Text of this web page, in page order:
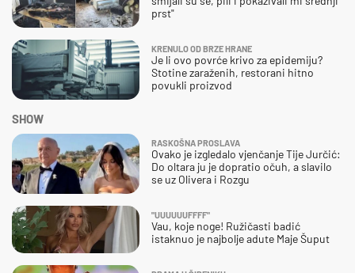
prst"
KRENULO OD BRZE HRANE
Je li ovo povrće krivo za epidemiju?
Stotine zaraženih, restorani hitno
povukli proizvod
SHOW
RASKOŠNA PROSLAVA
Ovako je izgledalo vjenčanje Tije Jurčić:
Do oltara ju je dopratio očuh, a slavilo
se uz Olivera i Rozgu
"UUUUUUFFFF"
Vau, koje noge! Ružičasti badić
istaknuo je najbolje adute Maje Šuput